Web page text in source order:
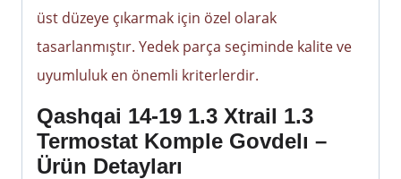
üst düzeye çıkarmak için özel olarak
tasarlanmıştır. Yedek parça seçiminde kalite ve
uyumluluk en önemli kriterlerdir.
Qashqai 14-19 1.3 Xtrail 1.3
Termostat Komple Govdelı –
Ürün Detayları